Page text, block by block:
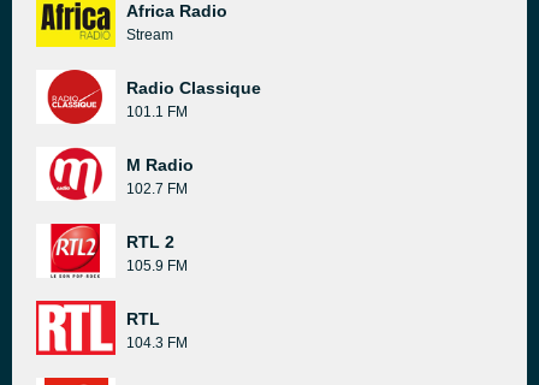
Africa Radio
Stream
Radio Classique
101.1 FM
M Radio
102.7 FM
RTL 2
105.9 FM
RTL
104.3 FM